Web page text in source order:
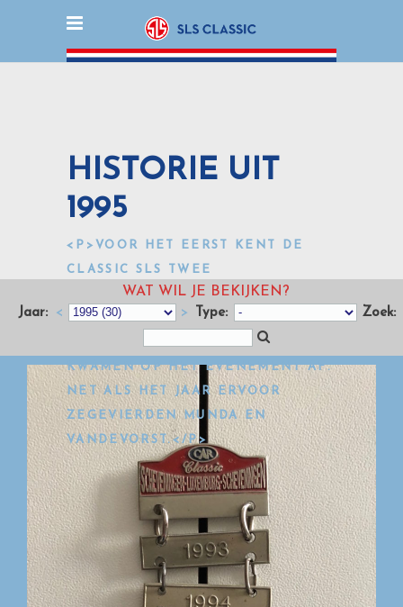
HISTORIE UIT
1995
<P>VOOR HET EERST KENT DE
CLASSIC SLS TWEE
OVERNACHTINGEN, IN HET
HOLIDAY INN VLAK BIJ BRUSSEL.
MAAR LIEFST 153 DEELNEMERS
KWAMEN OP HET EVENEMENT AF.
NET ALS HET JAAR ERVOOR
ZEGEVIERDEN MUNDA EN
VANDEVORST.</P>
WAT WIL JE BEKIJKEN?
Jaar: < > Type: Zoek: